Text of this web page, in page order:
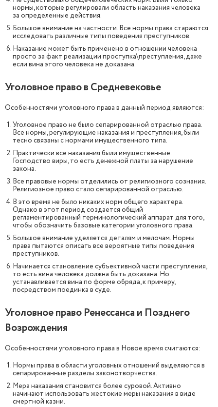
нормы, которые регулировали область наказания человека
за определенные действия.
Большое внимание на частности. Все нормы права стараются
исследовать различные типы поведения преступников.
Наказание может быть применено в отношении человека
просто за факт реализации проступка\преступления, даже
если вина этого человека не доказана.
Уголовное право в Средневековье
Особенностями уголовного права в данный период являются:
Уголовное право не было сепарированной отраслью права.
Все нормы, регулирующие наказания и преступления, были
тесно связаны с нормами имущественного типа.
Практически все наказания были имущественные.
Господство виры, то есть денежной платы за нарушение
закона.
Все правовые нормы отделились от религиозного сознания.
Религиозное право стало сепарированной отраслью.
В это время не было никаких норм общего характера.
Однако в этот период создается общий
регламентированный терминологический аппарат для того,
чтобы обозначить базовые категории уголовного права.
Большое внимание уделяется деталям и мелочам. Нормы
права пытаются описать все вероятные типы поведения
преступников.
Начинается становление субъективной части преступления,
то есть вина человека должна быть доказана. Но
устанавливается вина по форме обряда, к примеру,
посредством поединка в суде.
Уголовное право Ренессанса и Позднего
Возрождения
Особенностями уголовного права в Новое время считаются:
Нормы права в области уголовных отношений выделяются в
сепарированные разделы законотворчества.
Мера наказания становится более суровой. Активно
начинают использовать жестокие меры наказания в виде
смертной казни.